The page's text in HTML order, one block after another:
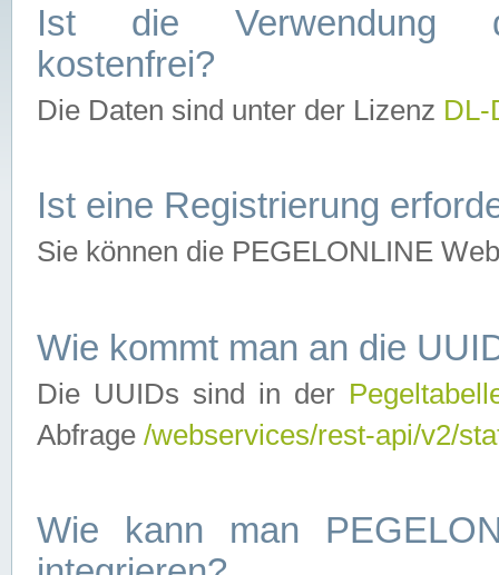
Ist die Verwendung
kostenfrei?
Die Daten sind unter der Lizenz
Ist eine Registrierung
Sie können die PEGELONLINE
Wie kommt man an die
Die UUIDs sind in der
Abfrage /webservices/rest-api/v2/
Wie kann man